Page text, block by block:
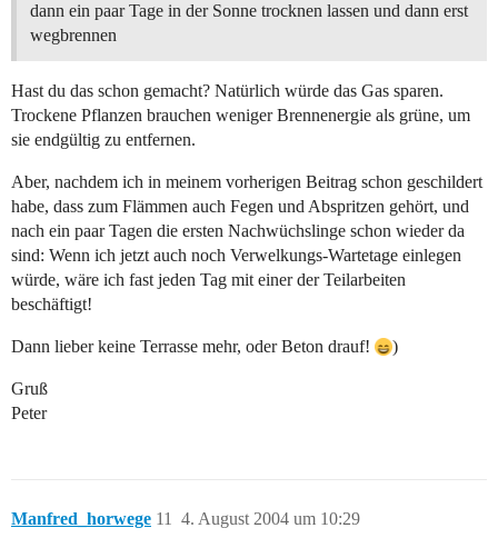
dann ein paar Tage in der Sonne trocknen lassen und dann erst
wegbrennen
Hast du das schon gemacht? Natürlich würde das Gas sparen.
Trockene Pflanzen brauchen weniger Brennenergie als grüne, um
sie endgültig zu entfernen.
Aber, nachdem ich in meinem vorherigen Beitrag schon geschildert
habe, dass zum Flämmen auch Fegen und Abspritzen gehört, und
nach ein paar Tagen die ersten Nachwüchslinge schon wieder da
sind: Wenn ich jetzt auch noch Verwelkungs-Wartetage einlegen
würde, wäre ich fast jeden Tag mit einer der Teilarbeiten
beschäftigt!
Dann lieber keine Terrasse mehr, oder Beton drauf! )
Gruß
Peter
Manfred_horwege 4. August 2004 um 10:29
11